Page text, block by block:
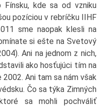
kde sa od vzniku
pozíciou v rebríčku IIHF
sme naopak klesli na
si ešte na Svetový
Ani na jednom z nich,
ako hosťujúci tím na
Ani tam sa nám však
Čo sa týka Zimných
sa mohli pochváliť